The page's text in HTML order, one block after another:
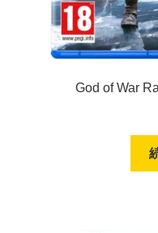
God of War